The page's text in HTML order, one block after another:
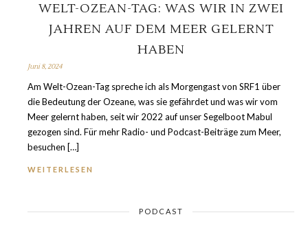
WELT-OZEAN-TAG: WAS WIR IN ZWEI
JAHREN AUF DEM MEER GELERNT
HABEN
Juni 8, 2024
Am Welt-Ozean-Tag spreche ich als Morgengast von SRF1 über
die Bedeutung der Ozeane, was sie gefährdet und was wir vom
Meer gelernt haben, seit wir 2022 auf unser Segelboot Mabul
gezogen sind. Für mehr Radio- und Podcast-Beiträge zum Meer,
besuchen […]
WEITERLESEN
PODCAST